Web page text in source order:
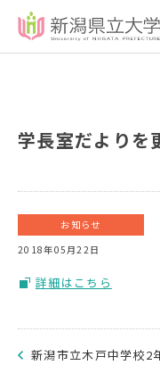
学長室だよりを
お知らせ
2018年05月22日
詳細はこちら
新潟市立木戸中学校2